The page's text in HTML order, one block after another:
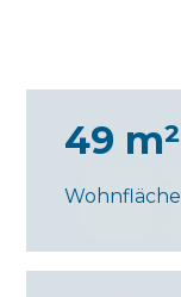
49 m²
Wohnfläche